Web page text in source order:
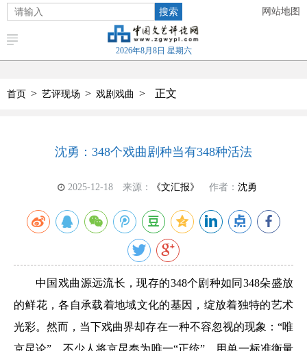
搜索 网站地图
2026年8月8日 星期六
首页 > 艺评现场 > 戏剧戏曲 > 正文
沈勇：348个戏曲剧种当有348种活法
2025-12-18 来源： 《文汇报》 作者： 沈勇
中国戏曲源远流长，现存的348个剧种如同348朵盛放
的鲜花，各自承载着地域文化的基因，绽放着独特的艺术
光彩。然而，当下戏曲界却存在一种不容忽视的现象：“唯
京昆论”，不少人将京昆奉为唯一“正统”，用单一标准衡量